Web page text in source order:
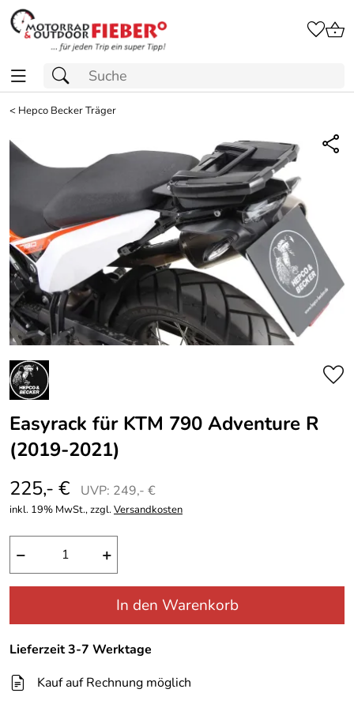
< Hepco Becker Träger
Easyrack für KTM 790 Adventure R
(2019-2021)
225,- €
UVP: 249,- €
inkl. 19% MwSt., zzgl.Versandkosten
− +
In den Warenkorb
Lieferzeit 3-7 Werktage
Kauf auf Rechnung möglich